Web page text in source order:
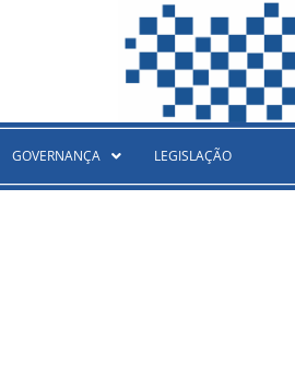
GOVERNANÇA LEGISLAÇÃO